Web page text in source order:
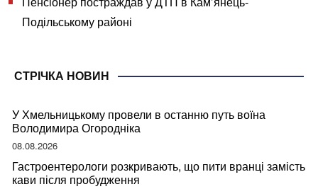
Подільському районі
СТРІЧКА НОВИН
У Хмельницькому провели в останню путь воїна
Володимира Огородніка
08.08.2026
Гастроентерологи розкривають, що пити вранці замість
кави після пробудження